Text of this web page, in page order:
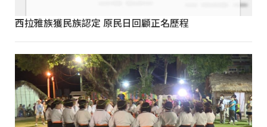
西拉雅族獲民族認定 原民日回顧正名歷程